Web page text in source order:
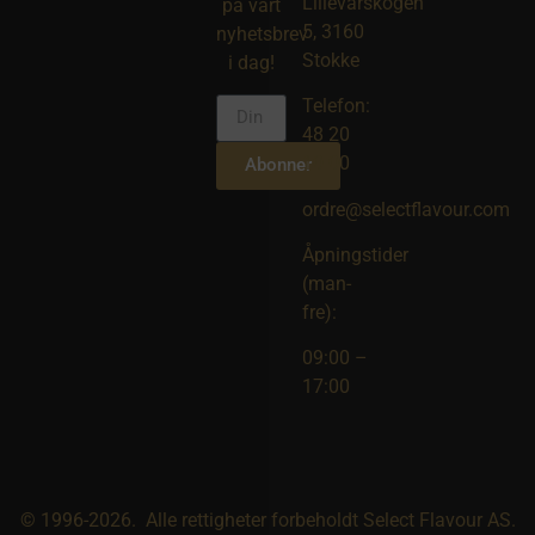
på vårt
nyhetsbrev
i dag!
Abonner
5, 3160
Stokke
Telefon:
48 20
10 00
ordre@selectflavour.com
Åpningstider
(man-
fre):
09:00 –
17:00
© 1996-2026. Alle rettigheter forbeholdt Select Flavour AS.